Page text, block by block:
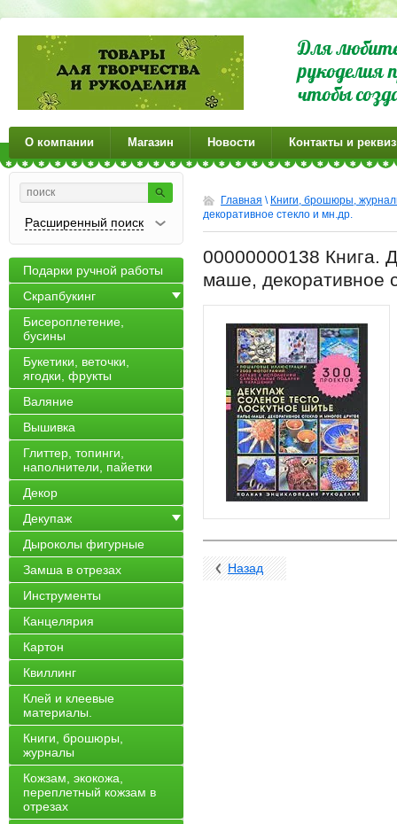
Для
рукоделия
чтобы
О компании Магазин Новости Контакты и
Расширенный поиск
Подарки ручной работы
Скрапбукинг
Бисероплетение,
бусины
Букетики, веточки,
ягодки, фрукты
Валяние
Вышивка
Глиттер, топинги,
наполнители, пайетки
Декор
Декупаж
Дыроколы фигурные
Замша в отрезах
Инструменты
Канцелярия
Картон
Квиллинг
Клей и клеевые
материалы.
Книги, брошюры,
журналы
Кожзам, экокожа,
переплетный кожзам в
отрезах
Главная \ Книги, брошюры,
декоративное стекло и мн.др.
00000000138 Книга.
маше, декоративное
Назад